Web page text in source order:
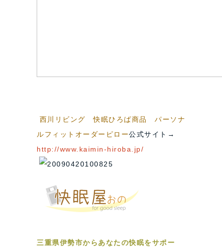
西川リビング 快眠ひろば商品 パーソナ
ルフィットオーダーピロー公式サイト→
http://www.kaimin-hiroba.jp/
三重県伊勢市からあなたの快眠をサポー